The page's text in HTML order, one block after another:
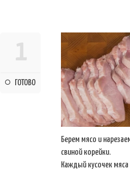
1
ГОТОВО
Берем мясо и
свиной корейки.
Каждый кусочек